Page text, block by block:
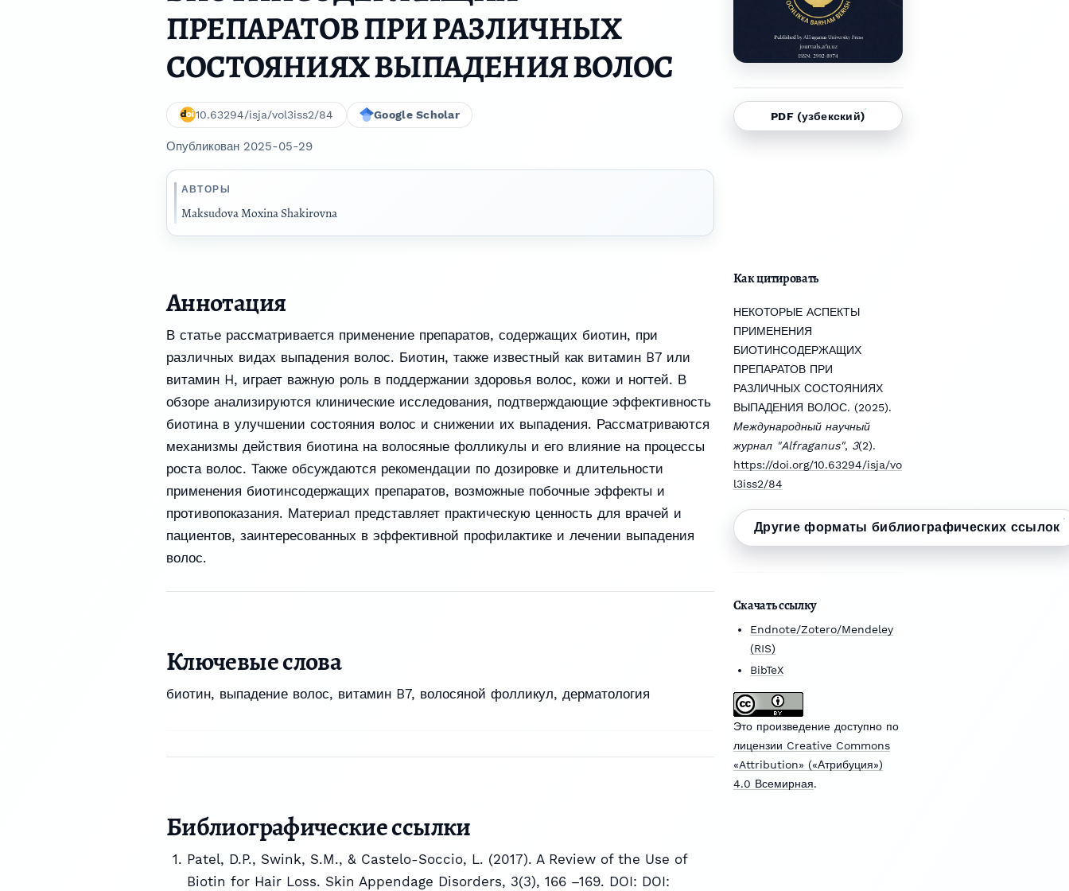
ПРЕПАРАТОВ ПРИ РАЗЛИЧНЫХ
СОСТОЯНИЯХ ВЫПАДЕНИЯ ВОЛОС
10.63294/isja/vol3iss2/84 Google Scholar
Опубликован 2025-05-29
АВТОРЫ
Maksudova Moxina Shakirovna
PDF (узбекский)
Как цитировать
НЕКОТОРЫЕ АСПЕКТЫ
ПРИМЕНЕНИЯ
БИОТИНСОДЕРЖАЩИХ
ПРЕПАРАТОВ ПРИ
РАЗЛИЧНЫХ СОСТОЯНИЯХ
ВЫПАДЕНИЯ ВОЛОС. (2025).
Международный научный
журнал "Alfraganus", 3(2).
https://doi.org/10.63294/isja/vo
l3iss2/84
Другие форматы библиографических ссылок
Скачать ссылку
Endnote/Zotero/Mendeley
(RIS)
BibTeX
Это произведение доступно по
лицензии Creative Commons
«Attribution» («Атрибуция»)
4.0 Всемирная.
Аннотация
В статье рассматривается применение препаратов, содержащих биотин, при
различных видах выпадения волос. Биотин, также известный как витамин B7 или
витамин H, играет важную роль в поддержании здоровья волос, кожи и ногтей. В
обзоре анализируются клинические исследования, подтверждающие эффективность
биотина в улучшении состояния волос и снижении их выпадения. Рассматриваются
механизмы действия биотина на волосяные фолликулы и его влияние на процессы
роста волос. Также обсуждаются рекомендации по дозировке и длительности
применения биотинсодержащих препаратов, возможные побочные эффекты и
противопоказания. Материал представляет практическую ценность для врачей и
пациентов, заинтересованных в эффективной профилактике и лечении выпадения
волос.
Ключевые слова
биотин, выпадение волос, витамин B7, волосяной фолликул, дерматология
Библиографические ссылки
Patel, D.P., Swink, S.M., & Castelo-Soccio, L. (2017). A Review of the Use of
Biotin for Hair Loss. Skin Appendage Disorders, 3(3), 166 –169. DOI: DOI: